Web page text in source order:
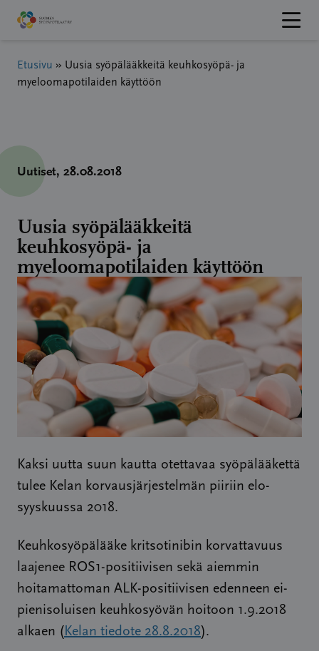
Hyppää
sisältöön
Etusivu » Uusia syöpälääkkeitä keuhkosyöpä- ja
myeloomapotilaiden käyttöön
Uutiset, 28.08.2018
Uusia syöpälääkkeitä
keuhkosyöpä- ja
myeloomapotilaiden käyttöön
Kaksi uutta suun kautta otettavaa syöpälääkettä
tulee Kelan korvausjärjestelmän piiriin elo-
syyskuussa 2018.
Keuhkosyöpälääke kritsotinibin korvattavuus
laajenee ROS1-positiivisen sekä aiemmin
hoitamattoman ALK-positiivisen edenneen ei-
pienisoluisen keuhkosyövän hoitoon 1.9.2018
alkaen (Kelan tiedote 28.8.2018).